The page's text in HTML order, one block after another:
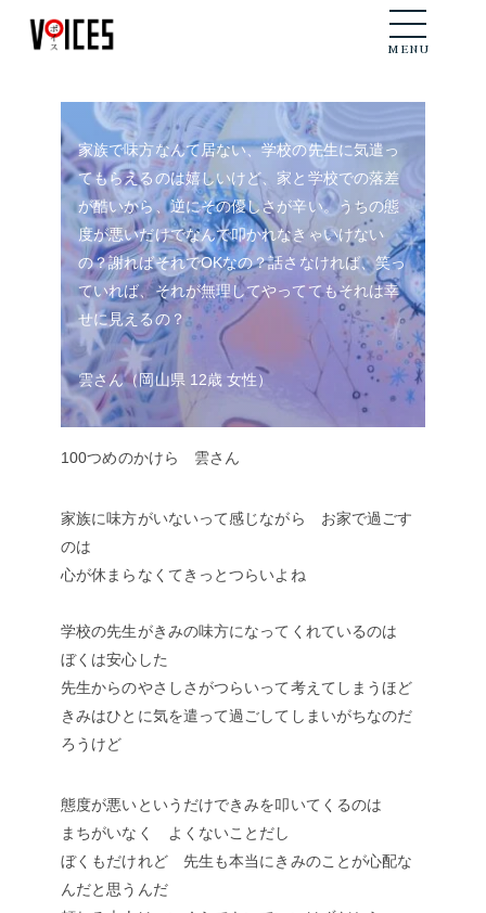
メニュー
MENU
家族で味方なんて居ない、学校の先生に気遣っ
てもらえるのは嬉しいけど、家と学校での落差
が酷いから、逆にその優しさが辛い。うちの態
度が悪いだけでなんで叩かれなきゃいけない
の？謝ればそれでOKなの？話さなければ、笑っ
ていれば、それが無理してやっててもそれは幸
せに見えるの？
雲さん（岡山県 12歳 女性）
100つめのかけら 雲さん
家族に味方がいないって感じながら お家で過ごす
のは
心が休まらなくてきっとつらいよね
学校の先生がきみの味方になってくれているのは
ぼくは安心した
先生からのやさしさがつらいって考えてしまうほど
きみはひとに気を遣って過ごしてしまいがちなのだ
ろうけど
態度が悪いというだけできみを叩いてくるのは
まちがいなく よくないことだし
ぼくもだけれど 先生も本当にきみのことが心配な
んだと思うんだ